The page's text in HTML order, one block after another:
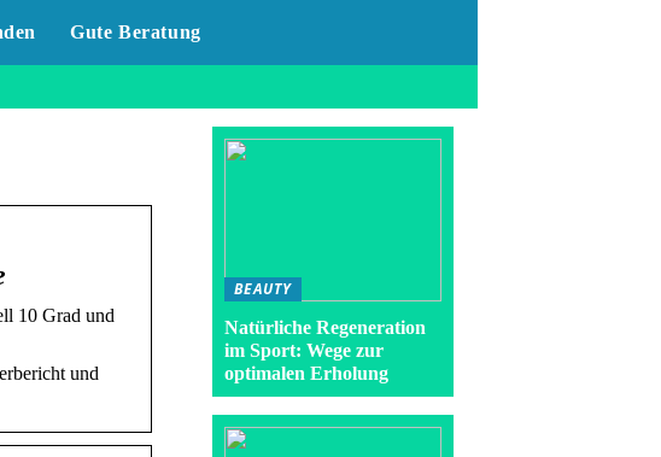
Gute Beratung
10 Grad und
und
BEAUTY
Natürliche Regeneration
im Sport: Wege zur
optimalen Erholung